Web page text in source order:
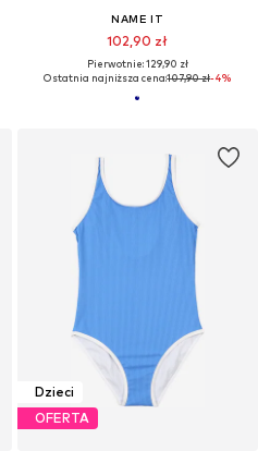
NAME IT
102,90 zł
Pierwotnie: 129,90 zł
Ostatnia najniższa cena:107,90 zł-4%
Dzieci
OFERTA